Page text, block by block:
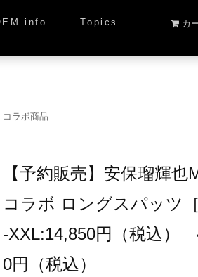
info Topics カ
コラボ商品
【予約販売】安保瑠輝也
コラボ ロングスパッツ
-XXL:14,850円（税込）
0円（税込）